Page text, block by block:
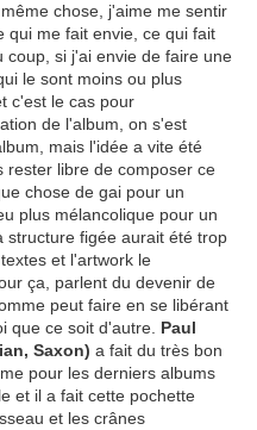
chose, j'aime me sentir
qui me fait envie, ce qui fait
coup, si j'ai envie de faire une
le sont moins ou plus
c'est le cas pour
de l'album, on s'est
mais l'idée a vite été
rester libre de composer ce
chose de gai pour un
plus mélancolique pour un
structure figée aurait été trop
et l'artwork le
ça, parlent du devenir de
peut faire en se libérant
que ce soit d'autre. Paul
Saxon) a fait du très bon
pour les derniers albums
et il a fait cette pochette
et les crânes